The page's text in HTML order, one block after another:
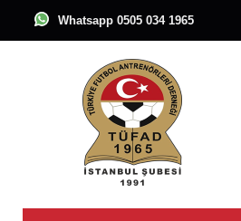
Whatsapp 0505 034 1965